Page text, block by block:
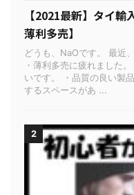
【2021最新】タイ
薄利多売】
どうも、NaOです。 最近
・薄利多売に疲れました
いです。 ・品質の良い製
するスペースがあ ...
2